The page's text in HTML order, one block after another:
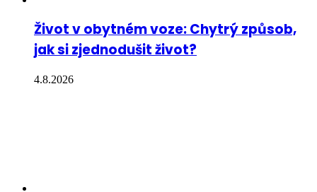
Život v obytném voze: Chytrý způsob,
jak si zjednodušit život?
4.8.2026